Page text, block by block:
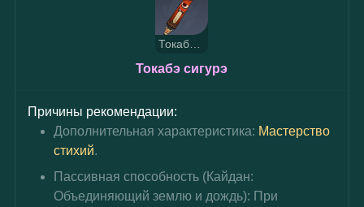
Токабо сигурэ
Токабэ сигурэ
Причины рекомендации:
Дополнительная характеристика: Мастерство
стихий.
Пассивная способность (Кайдан:
Объединяющий землю и дождь): При